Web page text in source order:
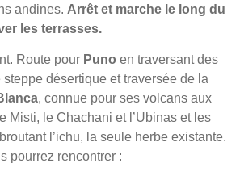
andines. Arrêt et marche le long du
les terrasses.
Route pour Puno en traversant des
désertique et traversée de la
, connue pour ses volcans aux
Misti, le Chachani et l’Ubinas et les
l’ichu, la seule herbe existante.
pourrez rencontrer :